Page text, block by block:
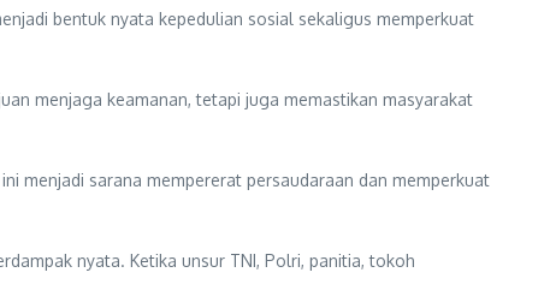
bentuk nyata kepedulian sosial sekaligus memperkuat
menjaga keamanan, tetapi juga memastikan masyarakat
menjadi sarana mempererat persaudaraan dan memperkuat
nyata. Ketika unsur TNI, Polri, panitia, tokoh